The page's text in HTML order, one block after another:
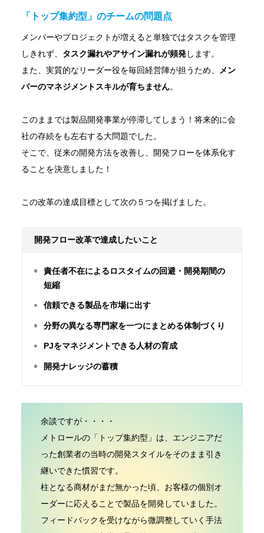
「トップ集約型」のチームの問題点
メンバーやプロジェクトが増えると単独ではタスクを管理
しきれず、 タスク漏れやアサイン漏れが頻発します。
また、実質的なリーダー役を毎回経営陣が担うため、
メン
バーのマネジメントスキルが育ちません。
このままでは製品開発事業が停滞してしまう！将来的に会
社の存続をも左右する大問題でした。
そこで、従来の開発方法を改善し、開発フローを体系化す
ることを決意しました！
この改革の達成目標として次の５つを掲げました。
開発フロー改革で達成したいこと
責任者不在によるロスタイムの回避・開発期間の
短縮
信頼できる製品を市場に出す
分野の異なる専門家を一つにまとめる体制づくり
PJをマネジメントできる人材の育成
開発ナレッジの蓄積
余談ですが・・・・
メトロールの 「トップ集約型」 は、 エンジニアだ
った創業者の当時の開発スタイルをそのまま引き
継いできた慣習です。
柱となる商材がまだ無かった頃、お客様の個別オ
ーダーに応えることで製品を開発していました。
フィードバックを受けながら微調整していく手法